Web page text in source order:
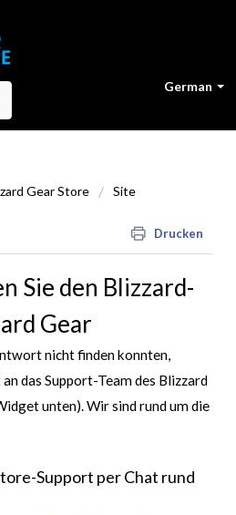
German
Gear Store Site
Drucken
Sie den Blizzard-
Gear
nicht finden konnten,
das Support-Team des Blizzard
unten). Wir sind rund um die
Support per Chat rund